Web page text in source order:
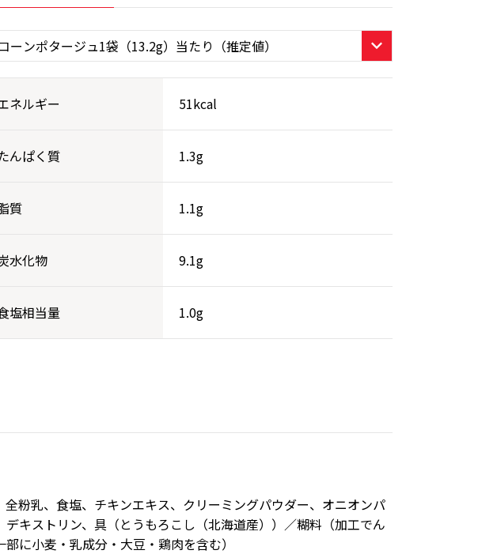
ネルギー 51kcal
んぱく質 1.3g
質 1.1g
水化物 9.1g
塩相当量 1.0g
乳、食塩、チキンエキス、クリーミングパウダー、オニオンパ
キストリン、具（とうもろこし（北海道産））／糊料（加工でん
に小麦・乳成分・大豆・鶏肉を含む）